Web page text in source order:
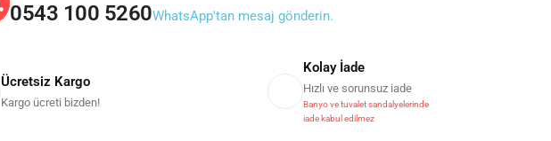
0543 100 5260WhatsApp'tan mesaj gönderin.
Ücretsiz Kargo
Kargo ücreti bizden!
Kolay İade
Hızlı ve sorunsuz iade
Banyo ve tuvalet sandalyelerinde
iade kabul edilmez